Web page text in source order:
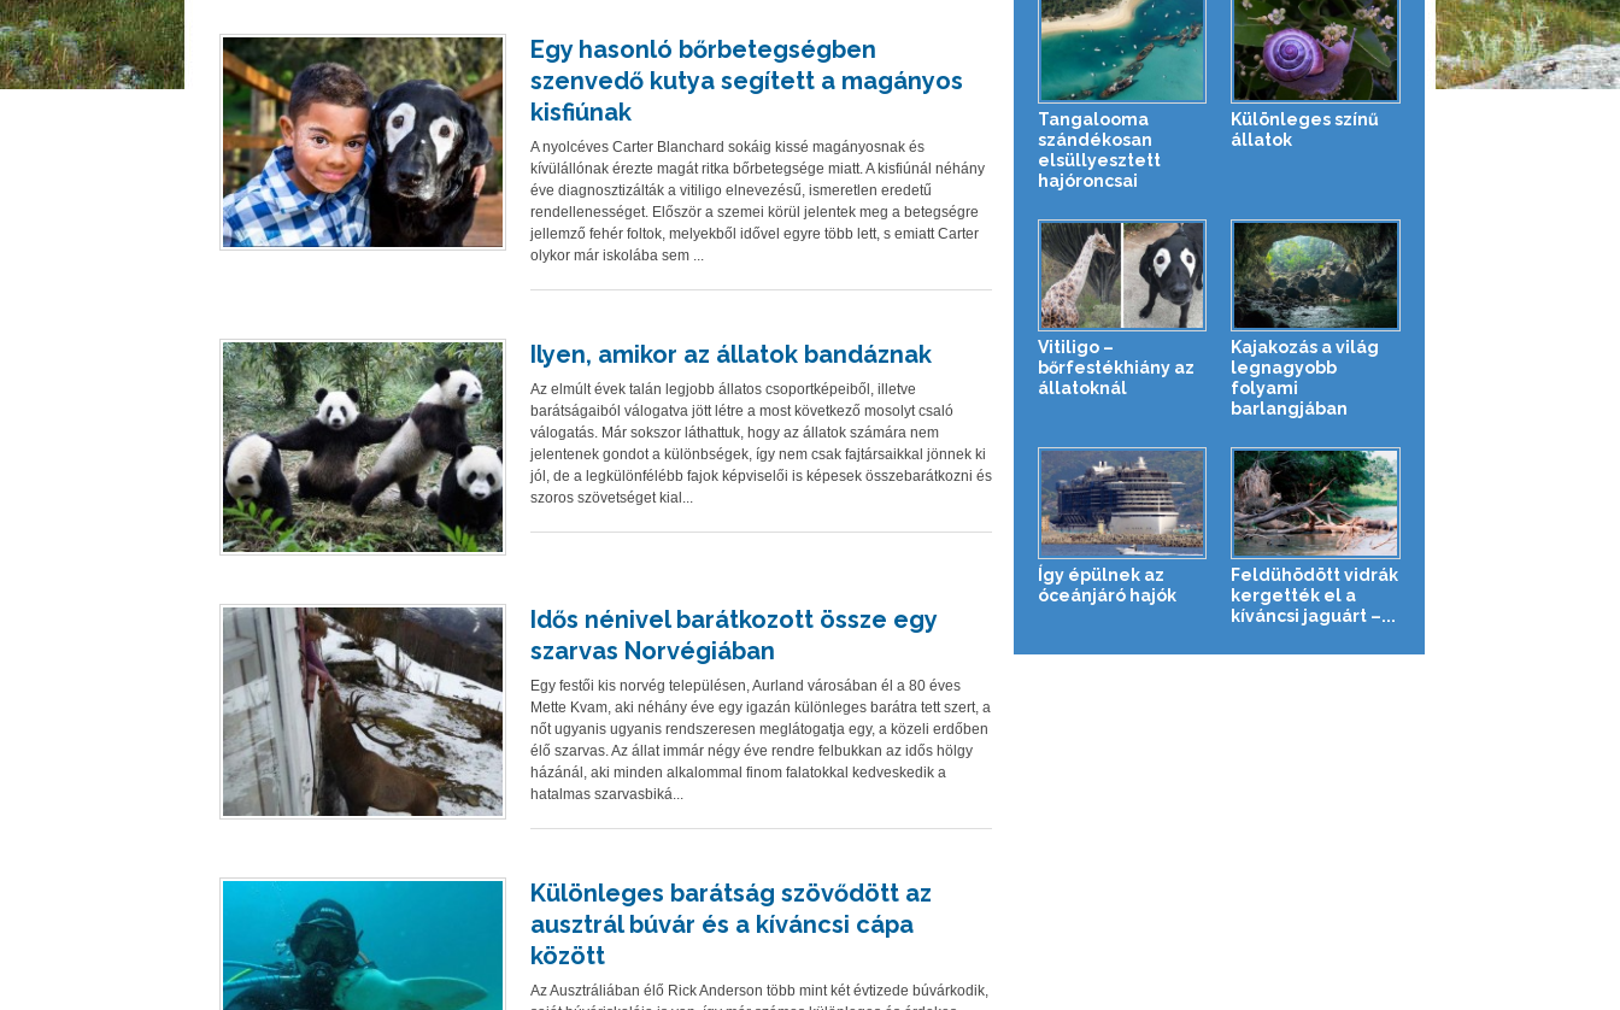
Egy hasonló bőrbetegségben
szenvedő kutya segített a magányos
kisfiúnak
A nyolcéves Carter Blanchard sokáig kissé magányosnak és
kívülállónak érezte magát ritka bőrbetegsége miatt. A kisfiúnál néhány
éve diagnosztizálták a vitiligo elnevezésű, ismeretlen eredetű
rendellenességet. Először a szemei körül jelentek meg a betegségre
jellemző fehér foltok, melyekből idővel egyre több lett, s emiatt Carter
olykor már iskolába sem ...
Ilyen, amikor az állatok bandáznak
Az elmúlt évek talán legjobb állatos csoportképeiből, illetve
barátságaiból válogatva jött létre a most következő mosolyt csaló
válogatás. Már sokszor láthattuk, hogy az állatok számára nem
jelentenek gondot a különbségek, így nem csak fajtársaikkal jönnek ki
jól, de a legkülönfélébb fajok képviselői is képesek összebarátkozni és
szoros szövetséget kial...
Idős nénivel barátkozott össze egy
szarvas Norvégiában
Egy festői kis norvég településen, Aurland városában él a 80 éves
Mette Kvam, aki néhány éve egy igazán különleges barátra tett szert, a
nőt ugyanis ugyanis rendszeresen meglátogatja egy, a közeli erdőben
élő szarvas. Az állat immár négy éve rendre felbukkan az idős hölgy
házánál, aki minden alkalommal finom falatokkal kedveskedik a
hatalmas szarvasbiká...
Különleges barátság szövődött az
ausztrál búvár és a kíváncsi cápa
között
Az Ausztráliában élő Rick Anderson több mint két évtizede búvárkodik,
Tangalooma
szándékosan
elsüllyesztett
hajóroncsai
Különleges színű
állatok
Vitiligo –
bőrfestékhiány az
állatoknál
Kajakozás a világ
legnagyobb
folyami
barlangjában
Így épülnek az
óceánjáró hajók
Feldühödött vidrák
kergették el a
kíváncsi jaguárt –...